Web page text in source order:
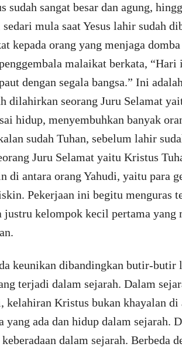
sudah sangat besar dan agung,
mula saat Yesus lahir sudah
kepada orang yang menjaga
malaikat berkata,
dengan segala bangsa.” Ini
dilahirkan seorang Juru Selamat
hidup, menyembuhkan banyak
sudah Tuhan, sebelum lahir
Juru Selamat yaitu Kristus
antara orang Yahudi, yaitu para
Pekerjaan ini begitu menguras
kelompok kecil pertama yang
keunikan dibandingkan butir-butir
terjadi dalam sejarah. Dalam
Kristus bukan khayalan di
ada dan hidup dalam sejarah.
dalam sejarah. Berbeda